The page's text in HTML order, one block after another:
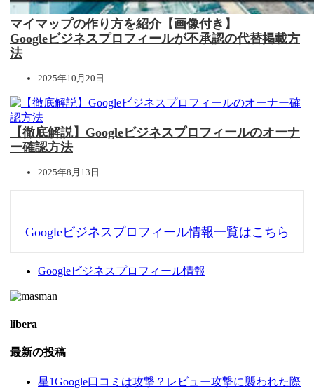
マイマップの作り方を紹介【画像付き】
Googleビジネスプロフィールが不承認の代替掲載方
法
2025年10月20日
【徹底解説】Googleビジネスプロフィールのオーナ
ー確認方法
2025年8月13日
Googleビジネスプロフィール情報一覧はこちら
Googleビジネスプロフィール情報
libera
最新の投稿
星1Google口コミは攻撃？レビュー攻撃に襲われた際